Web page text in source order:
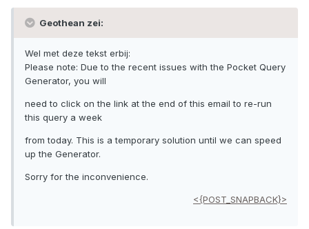
Geothean zei:
Wel met deze tekst erbij:
Please note: Due to the recent issues with the Pocket Query
Generator, you will
need to click on the link at the end of this email to re-run
this query a week
from today. This is a temporary solution until we can speed
up the Generator.
Sorry for the inconvenience.
<{POST_SNAPBACK}>